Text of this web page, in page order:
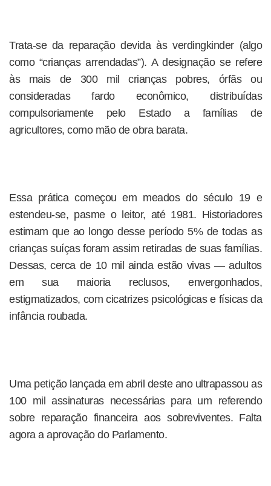
Trata-se da reparação devida às verdingkinder (algo
como “crianças arrendadas”). A designação se refere
às mais de 300 mil crianças pobres, órfãs ou
consideradas fardo econômico, distribuídas
compulsoriamente pelo Estado a famílias de
agricultores, como mão de obra barata.
Essa prática começou em meados do século 19 e
estendeu-se, pasme o leitor, até 1981. Historiadores
estimam que ao longo desse período 5% de todas as
crianças suíças foram assim retiradas de suas famílias.
Dessas, cerca de 10 mil ainda estão vivas — adultos
em sua maioria reclusos, envergonhados,
estigmatizados, com cicatrizes psicológicas e físicas da
infância roubada.
Uma petição lançada em abril deste ano ultrapassou as
100 mil assinaturas necessárias para um referendo
sobre reparação financeira aos sobreviventes. Falta
agora a aprovação do Parlamento.